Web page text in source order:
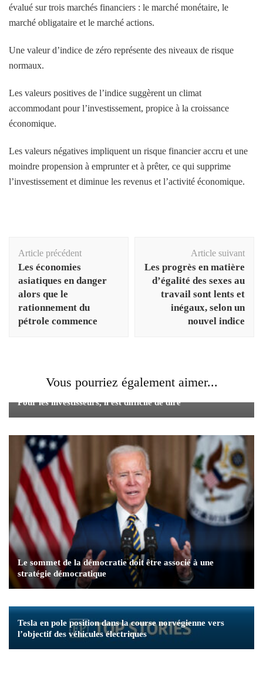
évalué sur trois marchés financiers : le marché monétaire, le
marché obligataire et le marché actions.
Une valeur d’indice de zéro représente des niveaux de risque
normaux.
Les valeurs positives de l’indice suggèrent un climat
accommodant pour l’investissement, propice à la croissance
économique.
Les valeurs négatives impliquent un risque financier accru et une
moindre propension à emprunter et à prêter, ce qui supprime
l’investissement et diminue les revenus et l’activité économique.
d'article
Article précédent
Les économies
asiatiques en danger
alors que le
rationnement du
pétrole commence
Article suivant
Les progrès en matière
d’égalité des sexes au
travail sont lents et
inégaux, selon un
nouvel indice
Vous pourriez également aimer...
Rassemblement des secours ou bulle du marché baissier?
Pour les investisseurs, il est difficile de dire
Le sommet de la démocratie doit être associé à une
stratégie démocratique
Tesla en pole position dans la course norvégienne vers
l’objectif des véhicules électriques